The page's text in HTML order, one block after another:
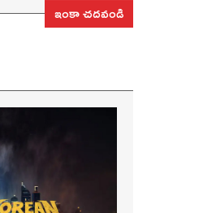
ఇంకా చదవండి